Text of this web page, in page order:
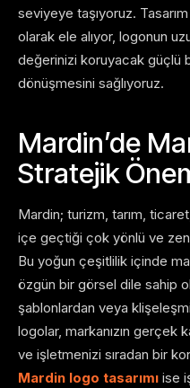
seviyeye taşıyoruz.
olarak ele alıyor, logonun
değerinizi koruyacak güçlü
dönüşmesini sağlıyoruz.
Mardin’de
Stratejik
Mardin; turizm, tarım,
içe geçtiği çok yönlü ve
Bu yoğun çeşitlilik içinde
özgün bir görsel dile sahip
şablonlardan veya
logolar, markanızın gerçek
ve işletmenizi sıradan bir
Mardin logo tasarımı ise